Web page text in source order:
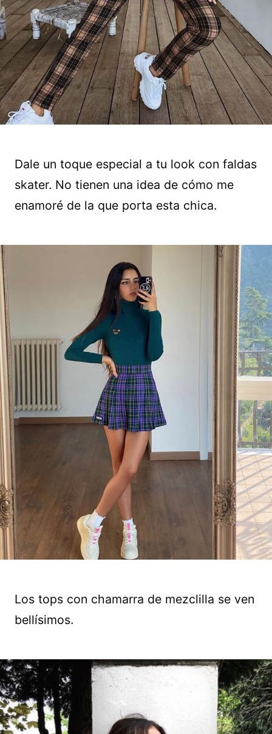
Dale un toque especial a tu look con faldas
skater. No tienen una idea de cómo me
enamoré de la que porta esta chica.
Los tops con chamarra de mezclilla se ven
bellísimos.